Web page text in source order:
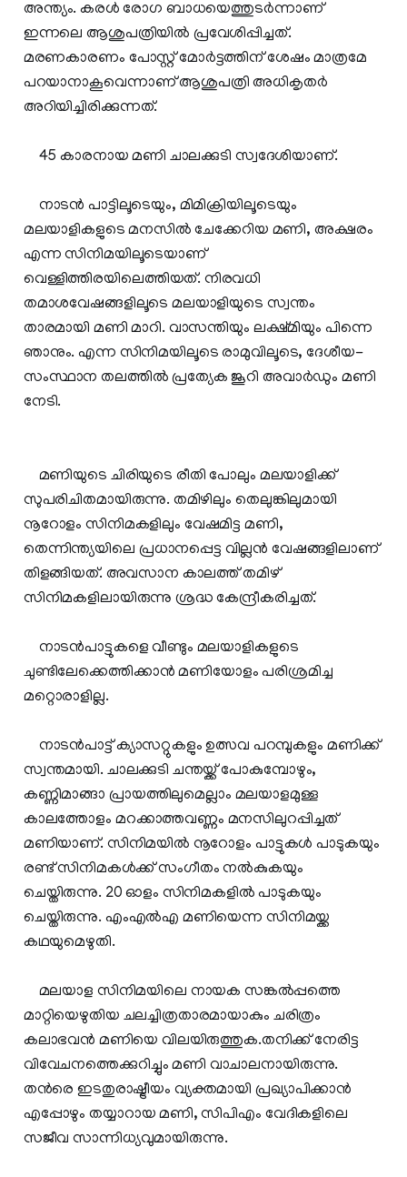
അന്ത്യം. കരള്‍ രോഗ ബാധയെത്തുടര്‍ന്നാണ്
ഇന്നലെ ആശുപത്രിയില്‍ പ്രവേശിപ്പിച്ചത്.
മരണകാരണം പോസ്റ്റ് മോര്‍ട്ടത്തിന് ശേഷം മാത്രമേ
പറയാനാകൂവെന്നാണ് ആശുപത്രി അധികൃതര്‍
അറിയിച്ചിരിക്കുന്നത്.
45 കാരനായ മണി ചാലക്കുടി സ്വദേശിയാണ്.
നാടന്‍ പാട്ടിലൂടെയും, മിമിക്രിയിലൂടെയും
മലയാളികളുടെ മനസില്‍ ചേക്കേറിയ മണി, അക്ഷരം
എന്ന സിനിമയിലൂടെയാണ്
വെള്ളിത്തിരയിലെത്തിയത്. നിരവധി
തമാശവേഷങ്ങളിലൂടെ മലയാളിയുടെ സ്വന്തം
താരമായി മണി മാറി. വാസന്തിയും ലക്ഷ്മിയും പിന്നെ
ഞാനും. എന്ന സിനിമയിലൂടെ രാമുവിലൂടെ, ദേശീയ-
സംസ്ഥാന തലത്തില്‍ പ്രത്യേക ജൂറി അവാര്‍ഡും മണി
നേടി.
മണിയുടെ ചിരിയുടെ രീതി പോലും മലയാളിക്ക്
സുപരിചിതമായിരുന്നു. തമിഴിലും തെലുങ്കിലുമായി
നൂറോളം സിനിമകളിലും വേഷമിട്ട മണി,
തെന്നിന്ത്യയിലെ പ്രധാനപ്പെട്ട വില്ലന്‍ വേഷങ്ങളിലാണ്
തിളങ്ങിയത്. അവസാന കാലത്ത് തമിഴ്
സിനിമകളിലായിരുന്നു ശ്രദ്ധ കേന്ദ്രീകരിച്ചത്.
നാടന്‍പാട്ടുകളെ വീണ്ടും മലയാളികളുടെ
ചുണ്ടിലേക്കെത്തിക്കാന്‍ മണിയോളം പരിശ്രമിച്ച
മറ്റൊരാളില്ല.
നാടന്‍പാട്ട് ക്യാസറ്റുകളും ഉത്സവ പറമ്പുകളും മണിക്ക്
സ്വന്തമായി. ചാലക്കുടി ചന്തയ്ക്ക് പോകുമ്പോഴും,
കണ്ണിമാങ്ങാ പ്രായത്തിലുമെല്ലാം മലയാളമുള്ള
കാലത്തോളം മറക്കാത്തവണ്ണം മനസിലുറപ്പിച്ചത്
മണിയാണ്. സിനിമയില്‍ നൂറോളം പാട്ടുകള്‍ പാടുകയും
രണ്ട് സിനിമകള്‍ക്ക് സംഗീതം നല്‍കുകയും
ചെയ്തിരുന്നു. 20 ഓളം സിനിമകളില്‍ പാടുകയും
ചെയ്തിരുന്നു. എംഎല്‍എ മണിയെന്ന സിനിമയ്ക്ക
കഥയുമെഴുതി.
മലയാള സിനിമയിലെ നായക സങ്കല്‍പ്പത്തെ
മാറ്റിയെഴുതിയ ചലച്ചിത്രതാരമായാകും ചരിത്രം
കലാഭവന്‍ മണിയെ വിലയിരുത്തുക.തനിക്ക് നേരിട്ട
വിവേചനത്തെക്കുറിച്ചും മണി വാചാലനായിരുന്നു.
തന്‍രെ ഇടതുരാഷ്ട്രീയം വ്യക്തമായി പ്രഖ്യാപിക്കാന്‍
എപ്പോഴും തയ്യാറായ മണി, സിപിഎം വേദികളിലെ
സജീവ സാന്നിധ്യവുമായിരുന്നു.